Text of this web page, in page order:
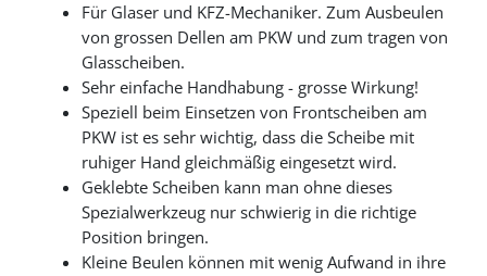
Für Glaser und KFZ-Mechaniker. Zum Ausbeulen
von grossen Dellen am PKW und zum tragen von
Glasscheiben.
Sehr einfache Handhabung - grosse Wirkung!
Speziell beim Einsetzen von Frontscheiben am
PKW ist es sehr wichtig, dass die Scheibe mit
ruhiger Hand gleichmäßig eingesetzt wird.
Geklebte Scheiben kann man ohne dieses
Spezialwerkzeug nur schwierig in die richtige
Position bringen.
Kleine Beulen können mit wenig Aufwand in ihre